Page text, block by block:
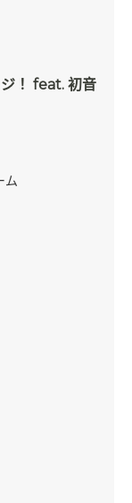
！ feat. 初音
ム